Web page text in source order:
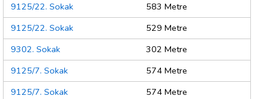
9125/22. Sokak
583 Metre
9125/22. Sokak
529 Metre
9302. Sokak
302 Metre
9125/7. Sokak
574 Metre
9125/7. Sokak
574 Metre